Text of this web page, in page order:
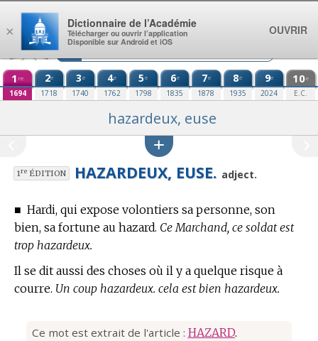
Aller au contenu
1 re
1694
2e
1718
3e
1740
4e
1762
5e
1798
6e
1835
7e
1878
8e
1935
9e
2024
10e
E.C.
hazardeux, euse
1reÉDITION HAZARDEUX, EUSE. adject.
■ Hardi, qui expose volontiers sa personne, son
bien, sa fortune au hazard. Ce Marchand, ce soldat est
trop hazardeux.
Il se dit aussi des choses où il y a quelque risque à
courre. Un coup hazardeux. cela est bien hazardeux.
Ce mot est extrait de l'article : HAZARD.
×
Dictionnaire de l’Académie
Télécharger ou ouvrir l’application
Disponible sur Android et iOS
OUVRIR